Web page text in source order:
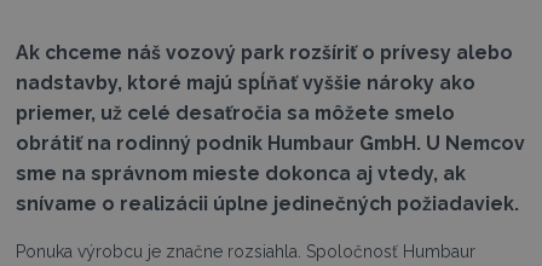
Ak chceme náš vozový park rozšíriť o prívesy alebo
nadstavby, ktoré majú spĺňať vyššie nároky ako
priemer, už celé desaťročia sa môžete smelo
obrátiť na rodinný podnik Humbaur GmbH. U Nemcov
sme na správnom mieste dokonca aj vtedy, ak
snívame o realizácii úplne jedinečných požiadaviek.
Ponuka výrobcu je značne rozsiahla. Spoločnosť Humbaur